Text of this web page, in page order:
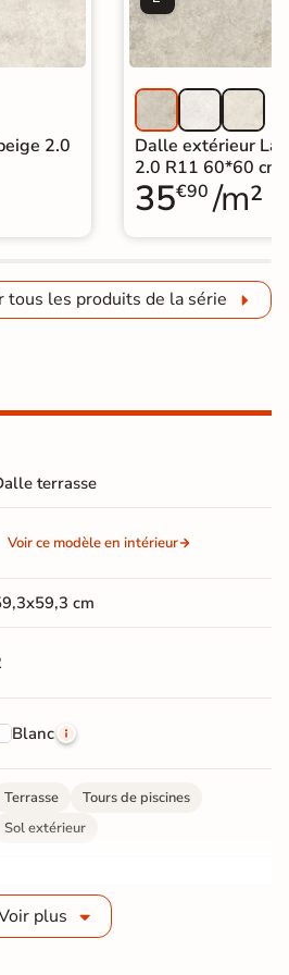
2.0
Dalle extérieur
2.0 R11 60*60 cm
35€90 /m²
tous les produits de la série
terrasse
Voir ce modèle en intérieur
cm
Blanc
Terrasse
Tours de piscines
Sol extérieur
20 mm
plus